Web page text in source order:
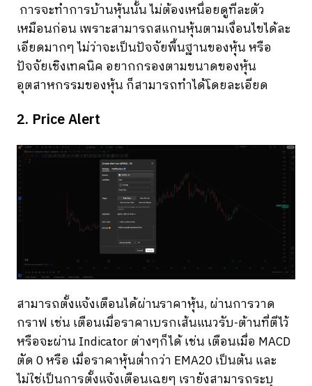
การจะทำการบ้านหุ้นนั้น ไม่ต้องเหนื่อยดูทีละตัว
เหมือนก่อน เพราะสามารถสแกนหุ้นตามเงื่อนไขได้ละ
เอียดมากๆ ไม่ว่าจะเป็นปัจจัยพื้นฐานของหุ้น หรือ
ปัจจัยเชิงเทคนิค อยากกรองตามขนาดของหุ้น
อุตสาหกรรมของหุ้น ก็สามารถทำได้โดยละเอียด
2. Price Alert
สามารถตั้งแจ้งเตือนได้ผ่านราคาหุ้น, ผ่านการวาด
กราฟ เช่น เตือนเมื่อราคาเบรกเส้นแนวรับ-ต้านที่ตีไว้
หรือจะผ่าน Indicator ต่างๆก็ได้ เช่น เตือนเมื่อ MACD
ตัด 0 หรือ เมื่อราคาหุ้นต่ำกว่า EMA20 เป็นต้น และ
ไม่ใช่เป็นการตั้งแจ้งเตือนเฉยๆ เรายังสามารถระบุ